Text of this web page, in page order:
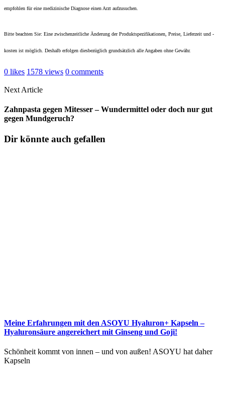
empfohlen für eine medizinische Diagnose einen Arzt aufzusuchen.
Bitte beachten Sie: Eine zwischenzeitliche Änderung der Produktspezifikationen, Preise, Lieferzeit und -
kosten ist möglich. Deshalb erfolgen diesbezüglich grundsätzlich alle Angaben ohne Gewähr.
0 likes 1578 views 0 comments
Next Article
Zahnpasta gegen Mitesser – Wundermittel oder doch nur gut
gegen Mundgeruch?
Dir könnte auch gefallen
Meine Erfahrungen mit den ASOYU Hyaluron+ Kapseln –
Hyaluronsäure angereichert mit Ginseng und Goji!
Schönheit kommt von innen – und von außen! ASOYU hat daher
Kapseln